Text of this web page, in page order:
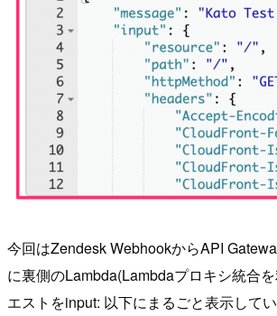
今回はZendesk WebhookからAPI
に裏側のLambda(Lambdaプロキシ統合
エストをinput: 以下にまるごと表示してい